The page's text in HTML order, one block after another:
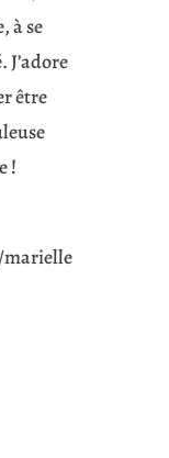
à se
être
!